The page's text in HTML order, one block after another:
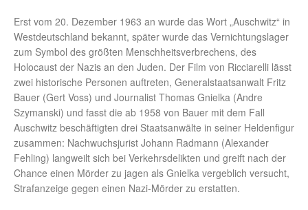
Erst vom 20. Dezember 1963 an wurde das Wort „Auschwitz“ in
Westdeutschland bekannt, später wurde das Vernichtungslager
zum Symbol des größten Menschheitsverbrechens, des
Holocaust der Nazis an den Juden. Der Film von Ricciarelli lässt
zwei historische Personen auftreten, Generalstaatsanwalt Fritz
Bauer (Gert Voss) und Journalist Thomas Gnielka (Andre
Szymanski) und fasst die ab 1958 von Bauer mit dem Fall
Auschwitz beschäftigten drei Staatsanwälte in seiner Heldenfigur
zusammen: Nachwuchsjurist Johann Radmann (Alexander
Fehling) langweilt sich bei Verkehrsdelikten und greift nach der
Chance einen Mörder zu jagen als Gnielka vergeblich versucht,
Strafanzeige gegen einen Nazi-Mörder zu erstatten.